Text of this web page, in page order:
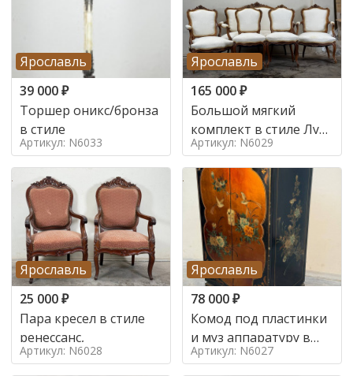
Ярославль
39 000₽
Торшер оникс/бронза
в стиле
Артикул: N6033
Ярославль
165 000₽
Большой мягкий
комплект в стиле Луи
в стиле
Артикул: N6029
Ярославль
25 000₽
Пара кресел в стиле
ренессанс,
Артикул: N6028
Ярославль
78 000₽
Комод под пластинки
и муз аппаратуру в
стиле шинуазри,
Артикул: N6027